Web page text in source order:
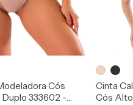
Cós
Duplo 333602 -
Cinta
Cós